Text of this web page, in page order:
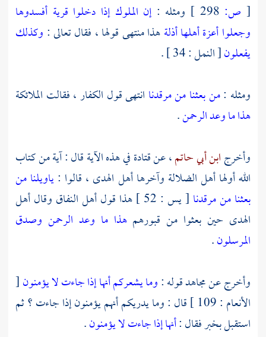
[ ص: ومثله :إن الملوك إذا دخلوا قرية أفسدوها
وجعلوا أعزة أهلها أذلةهذا منتهى قولها ، فقال تعالى : وكذلك
يفعلون[ النمل : 34 ] .
ومثله :من بعثنا من مرقدنا انتهى قول الكفار ، فقالت الملائكة
هذا ما وعد الرحمن.
وأخرجابن أبي حاتم، عنقتادةفي هذه الآية قال : آية من كتاب
الله أولها أهل الضلالة وآخرها أهل الهدى ، قالوا :ياويلنا من
بعثنا من مرقدنا
[ يس : 52 ] هذا قول أهل النفاق وقال أهل
الهدى حين بعثوا من قبورهمهذا ما وعد الرحمن وصدق
المرسلون.
وأخرج عنمجاهدقوله :وما يشعركم أنها إذا جاءت لا يؤمنون[
الأنعام : 109 ] قال : وما يدريكم أنهم يؤمنون إذا جاءت ؟ ثم
استقبل بخبر فقال :أنها إذا جاءت لا يؤمنون.